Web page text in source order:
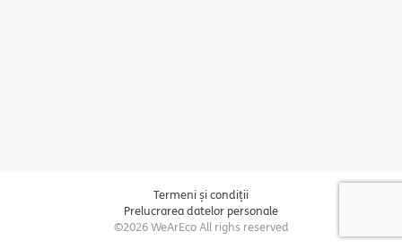
©2026 WeArEco All righs reserved
Termeni și condiții
Prelucrarea datelor personale